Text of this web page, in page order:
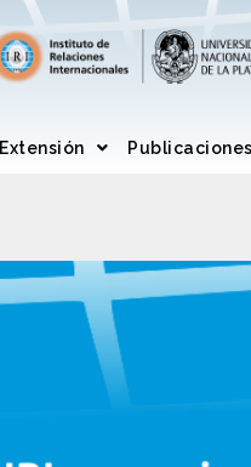
Extensión Publicaciones